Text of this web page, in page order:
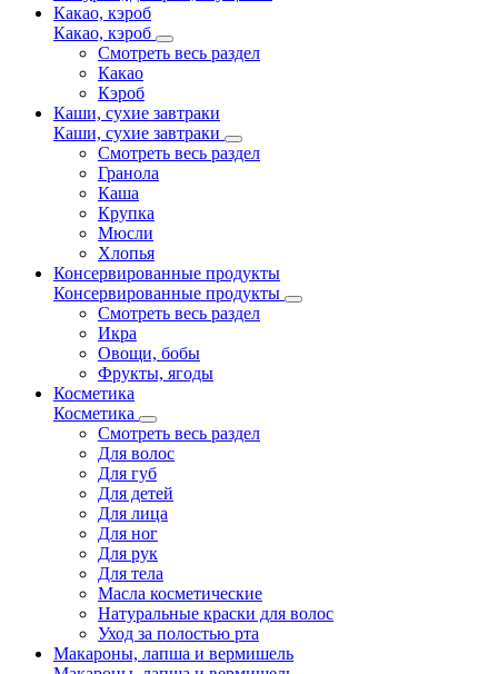
Какао, кэроб
Какао, кэроб
Смотреть весь раздел
Какао
Кэроб
Каши, сухие завтраки
Каши, сухие завтраки
Смотреть весь раздел
Гранола
Каша
Крупка
Мюсли
Хлопья
Консервированные продукты
Консервированные продукты
Смотреть весь раздел
Икра
Овощи, бобы
Фрукты, ягоды
Косметика
Косметика
Смотреть весь раздел
Для волос
Для губ
Для детей
Для лица
Для ног
Для рук
Для тела
Масла косметические
Натуральные краски для волос
Уход за полостью рта
Макароны, лапша и вермишель